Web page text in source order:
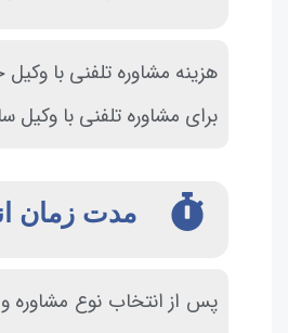
هزینه مشاوره تلفنی با
برای مشاوره تلفنی با وکیل
مدت زمان
پس از انتخاب نوع مشاوره